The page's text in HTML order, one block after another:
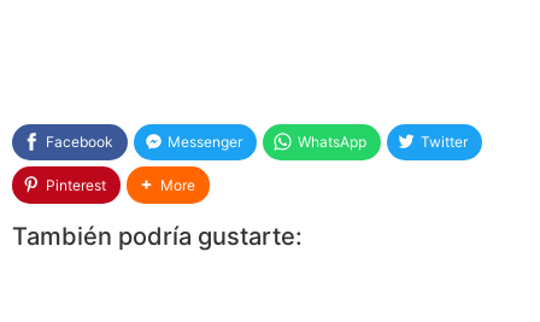
Facebook Messenger WhatsApp Twitter
Pinterest More
También podría gustarte: